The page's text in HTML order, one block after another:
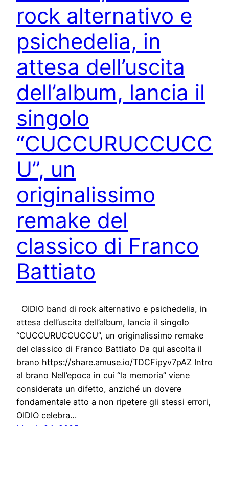
rock alternativo e
psichedelia, in
attesa dell’uscita
dell’album, lancia il
singolo
“CUCCURUCCUCC
U”, un
originalissimo
remake del
classico di Franco
Battiato
OIDIO band di rock alternativo e psichedelia, in
attesa dell’uscita dell’album, lancia il singolo
“CUCCURUCCUCCU”, un originalissimo remake
del classico di Franco Battiato Da qui ascolta il
brano https://share.amuse.io/TDCFipyv7pAZ Intro
al brano Nell’epoca in cui “la memoria” viene
considerata un difetto, anziché un dovere
fondamentale atto a non ripetere gli stessi errori,
OIDIO celebra…
March 24, 2025